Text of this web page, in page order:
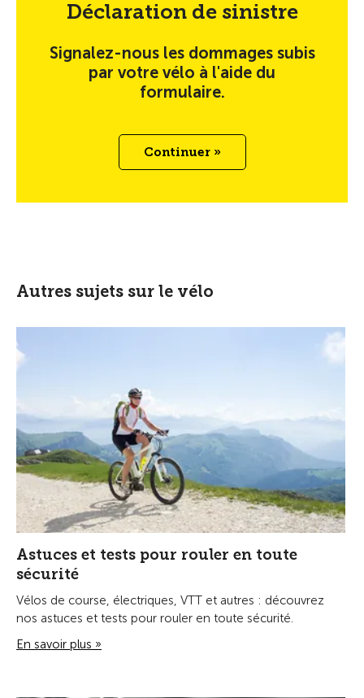
Déclaration de sinistre
Signalez-nous les dommages subis
par votre vélo à l'aide du
formulaire.
Continuer »
Autres sujets sur le vélo
Astuces et tests pour rouler en toute
sécurité
Vélos de course, électriques, VTT et autres : découvrez
nos astuces et tests pour rouler en toute sécurité.
En savoir plus »